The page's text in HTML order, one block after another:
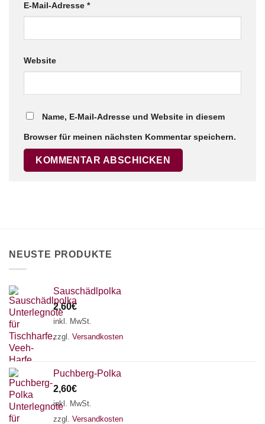
E-Mail-Adresse *
Website
Name, E-Mail-Adresse und Website in diesem
Browser für meinen nächsten Kommentar speichern.
NEUSTE PRODUKTE
Sauschädlpolka
2,60€
inkl. MwSt.
zzgl. Versandkosten
Puchberg-Polka
2,60€
inkl. MwSt.
zzgl. Versandkosten